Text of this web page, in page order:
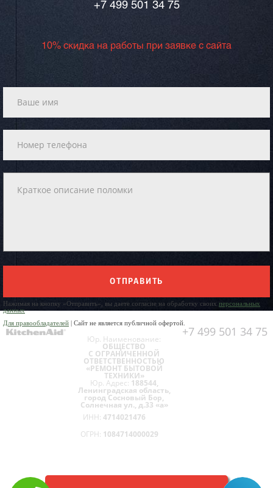
+7 499 501 34 75
10% скидка на работы при заявке с сайта
ОТПРАВИТЬ
Нажимая на кнопку «Отправить», вы даете согласие на обработку своих персональных
данных
Для правообладателей | Сайт не является публичной офертой.
+7 499 501 34 75
Юр. Наименование:
ОБЩЕСТВО
С ОГРАНИЧЕННОЙ
ОТВЕТСТВЕННОСТЬЮ
«РЕМОНТ БЫТОВОЙ
ТЕХНИКИ»
Юр. Адрес: 188544,
Ленинградская область,
город Сосновый Бор,
Солнечная ул., д.33 «а»
ИНН: 4714021476
ОГРН: 1084714000029